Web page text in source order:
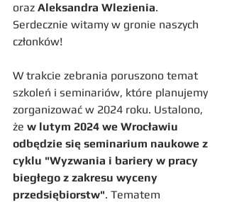
oraz Aleksandra Wlezienia.
Serdecznie witamy w gronie naszych
członków!
W trakcie zebrania poruszono temat
szkoleń i seminariów, które planujemy
zorganizować w 2024 roku. Ustalono,
że w lutym 2024 we Wrocławiu
odbędzie się seminarium naukowe z
cyklu "Wyzwania i bariery w pracy
biegłego z zakresu wyceny
przedsiębiorstw". Tematem